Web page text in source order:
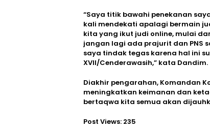
“Saya titik bawahi penekanan
kali mendekati apalagi bermain
kita yang ikut judi online, mulai
jangan lagi ada prajurit dan PNS
saya tindak tegas karena hal ini
XVII/Cenderawasih,” kata Dandim.
Diakhir pengarahan, Komandan
meningkatkan keimanan dan
bertaqwa kita semua akan
Post Views: 235